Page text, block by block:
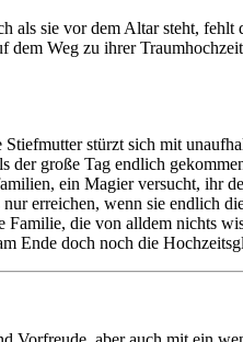
sie vor dem Altar steht,
Weg zu ihrer
stürzt sich mit
große Tag endlich
ein Magier versucht, ihr
erreichen, wenn sie endlich
die von alldem nichts
Ende doch noch die